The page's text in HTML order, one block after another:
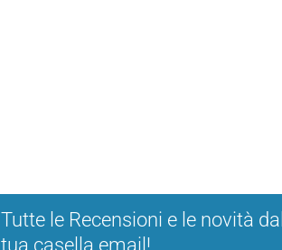
Tutte le Recensioni e le novità
tua casella email!